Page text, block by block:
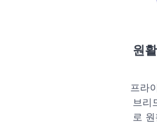
원
프라
브리
로